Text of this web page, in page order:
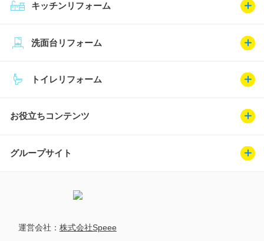
キッチンリフォーム
トイレリフォーム
洗面台リフォーム
お役立ちコンテンツ
グループサイト
運営会社： 株式会社Speee